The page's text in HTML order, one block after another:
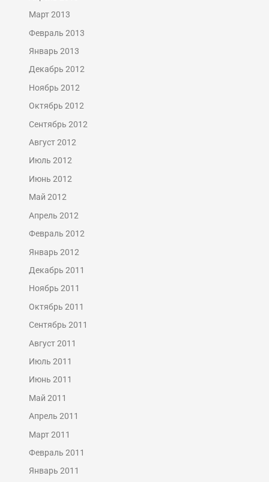
Март 2013
Февраль 2013
Январь 2013
Декабрь 2012
Ноябрь 2012
Октябрь 2012
Сентябрь 2012
Август 2012
Июль 2012
Июнь 2012
Май 2012
Апрель 2012
Февраль 2012
Январь 2012
Декабрь 2011
Ноябрь 2011
Октябрь 2011
Сентябрь 2011
Август 2011
Июль 2011
Июнь 2011
Май 2011
Апрель 2011
Март 2011
Февраль 2011
Январь 2011